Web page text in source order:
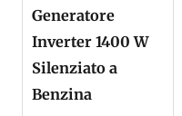
Generatore
Inverter 1400 W
Silenziato a
Benzina